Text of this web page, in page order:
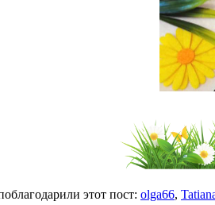
этот пост: olga66,